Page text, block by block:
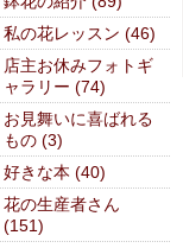
私の花レッスン (46)
店主お休みフォトギ
ャラリー (74)
お見舞いに喜ばれる
もの (3)
好きな本 (40)
花の生産者さん
(151)